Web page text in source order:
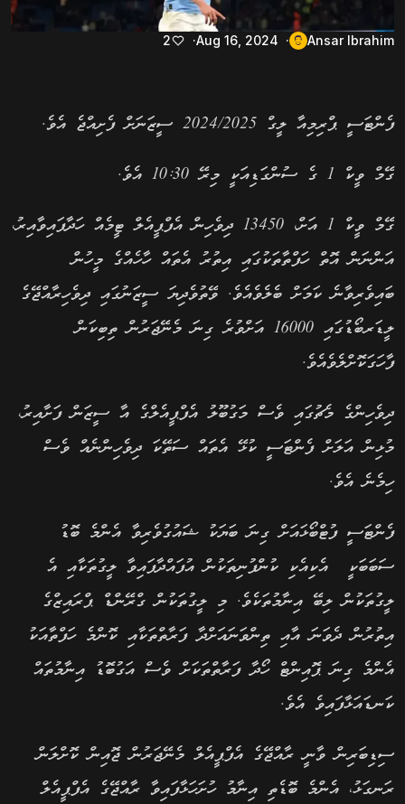
Ansar Ibrahim
Aug 16, 2024
2
ފެންޓަސީ ޕްރިމިއާ ލީގް 2024/2025 ސީޒަނަށް ފެށިއްޖެ އެވެ.
ގޭމް ވީކް 1 ގެ ސުންގަޑިއަކީ މިރޭ 10:30 އެވެ.
ގޭމް ވީކް 1 އަށް، 13450 ދިވެހިން އެފްޕީއެލް ޓީމެއް ހަދާފައިވާއިރު،
އަންނަން އޮތް ހަފްތާތަކުގައި އިތުރު އެތައް ހާހެއްގެ މީހުން
ބައިވެރިވާނެ ކަމަށް ބެލެވެއެވެ. ވޭތުވެދިޔަ ސީޒަނުގައި ދިވެހިރާއްޖޭގެ
ލީޑަރބޯޑުގައި 16000 އަށްވުރެ ގިނަ މެނޭޖަރުން ތިބިކަން
ފާހަގަކޮށްލެވެއެވެ.
ދިވެހިންގެ މެޗުގައި ވެސް މަގުބޫލު އެފްޕީއެލްގެ އާ ސީޒަން ފަށާއިރު،
މުޅިން އަލަށް ފެންޓަސީ ކުޅޭ އެތައް ސަތޭކަ ދިވެހިންނެއް ވެސް
ހިމެނެ އެވެ.
ފެންޓަސީ ފުޓްބޯޅައަށް ގިނަ ބަޔަކު ޝައުގުވެރިވާ އެންމެ ބޮޑު
ސަބަބަކީ އެކިއެކި ކުންފުނިތަކުން އުފައްދާފައިވާ ލީގުތަކާއި އެ
ލީގުތަކުން ލިބޭ އިނާމުތަކެވެ. މި ލީގުތަކުން ގްރޭންޑް ޕްރައިޒްގެ
އިތުރުން ދެވަނަ އާއި ތިންވަނައަށްދާ ފަރާތްތަކާއި ކޮންމެ ހަފްތާއަކު
އެންމެ ގިނަ ޕޮއިންޓް ހޯދާ ފަރާތްތަކަށް ވެސް އަގުބޮޑު އިނާމުތައް
ކަނޑައަޅާފައިވެ އެވެ.
ސިޑިބަރިން ވާނީ ރާއްޖޭގެ އެފްޕީއެލް މެނޭޖަރުން ޖޮއިން ކޮށްލަން
ރަނގަޅު، އެންމެ ބޮޑެތި އިނާމު ހުށަހަޅާފައިވާ ރާއްޖޭގެ އެފްޕީއެލް